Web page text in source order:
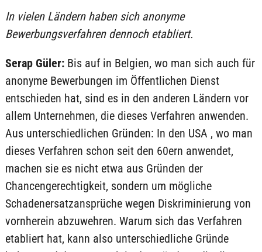
In vielen Ländern haben sich anonyme
Bewerbungsverfahren dennoch etabliert.
Serap Güler:Bis auf in Belgien, wo man sich auch für
anonyme Bewerbungen im Öffentlichen Dienst
entschieden hat, sind es in den anderen Ländern vor
allem Unternehmen, die dieses Verfahren anwenden.
Aus unterschiedlichen Gründen: In den USA , wo man
dieses Verfahren schon seit den 60ern anwendet,
machen sie es nicht etwa aus Gründen der
Chancengerechtigkeit, sondern um mögliche
Schadenersatzansprüche wegen Diskriminierung von
vornherein abzuwehren. Warum sich das Verfahren
etabliert hat, kann also unterschiedliche Gründe